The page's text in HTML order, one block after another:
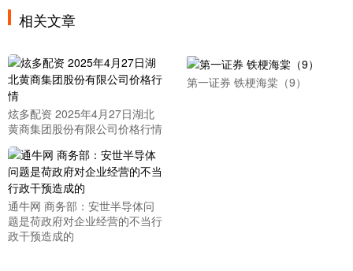
相关文章
炫多配资 2025年4月27日湖北
黄商集团股份有限公司价格行情
第一证券 铁梗海棠（9）
通牛网 商务部：安世半导体问
题是荷政府对企业经营的不当行
政干预造成的